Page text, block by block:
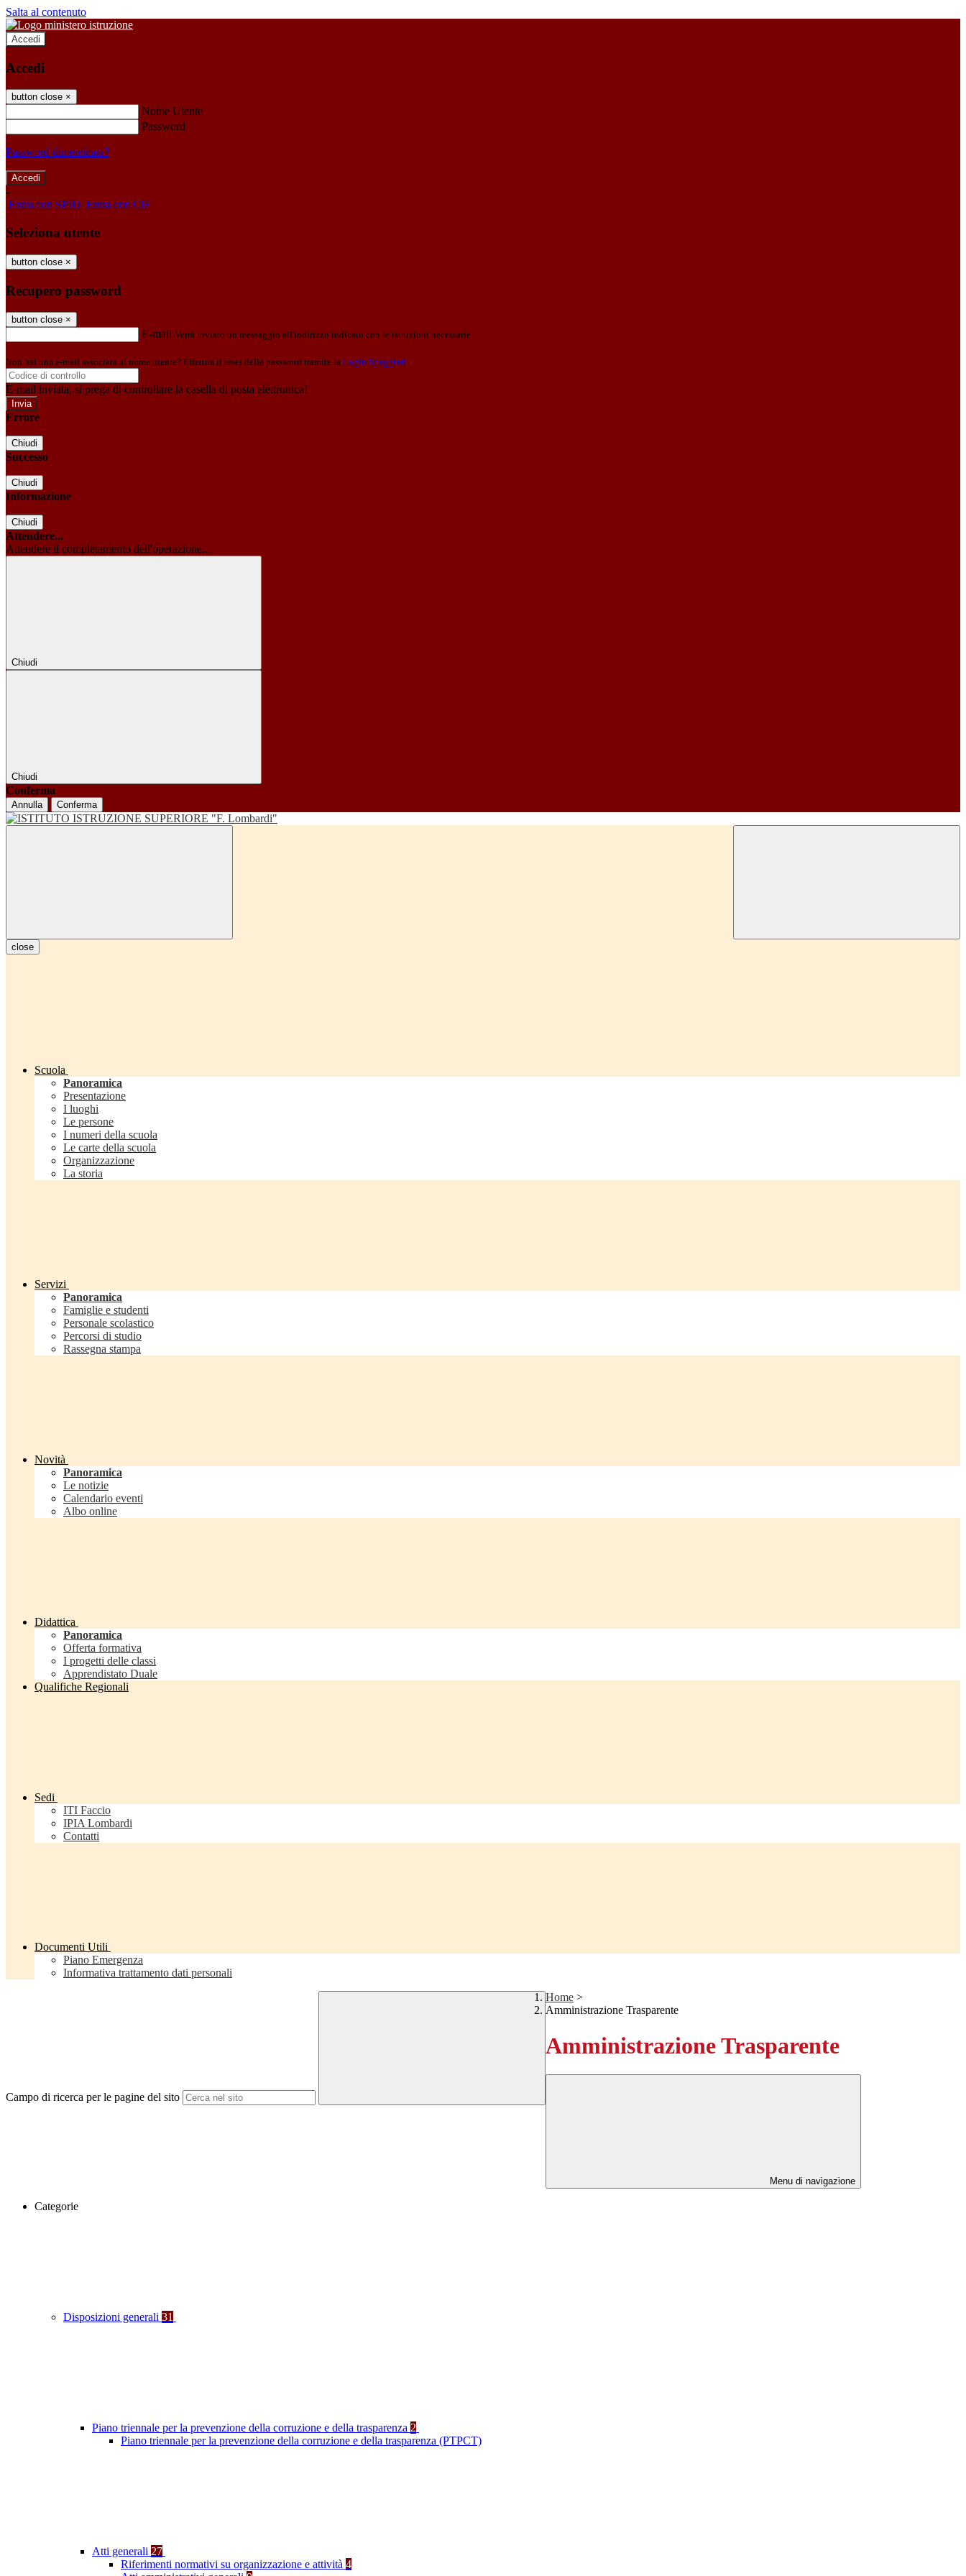
Salta al contenuto
Accedi
Accedi
button close ×
Nome Utente
Password
Password dimenticata?
-
Entra con SPID Entra con CIE
Seleziona utente
button close ×
Recupero password
button close ×
E-mail Verrà inviato un messaggio all'indirizzo indicato con le istruzioni necessarie.
Non hai una e-mail associata al nome utente? Effettua il reset della password tramite la Login Spaggiari
E-mail inviata, si prega di controllare la casella di posta elettronica!
Errore
Chiudi
Successo
Chiudi
Informazione
Chiudi
Attendere...
Attendere il completamento dell'operazione...
Chiudi
Chiudi
Conferma
Annulla Conferma
close
Scuola
Panoramica
Presentazione
I luoghi
Le persone
I numeri della scuola
Le carte della scuola
Organizzazione
La storia
Servizi
Panoramica
Famiglie e studenti
Personale scolastico
Percorsi di studio
Rassegna stampa
Novità
Panoramica
Le notizie
Calendario eventi
Albo online
Didattica
Panoramica
Offerta formativa
I progetti delle classi
Apprendistato Duale
Qualifiche Regionali
Sedi
ITI Faccio
IPIA Lombardi
Contatti
Documenti Utili
Piano Emergenza
Informativa trattamento dati personali
Campo di ricerca per le pagine del sito
Home >
Amministrazione Trasparente
Amministrazione Trasparente
Menu di navigazione
Categorie
Disposizioni generali 31
Piano triennale per la prevenzione della corruzione e della trasparenza 2
Piano triennale per la prevenzione della corruzione e della trasparenza (PTPCT)
Atti generali 27
Riferimenti normativi su organizzazione e attività 4